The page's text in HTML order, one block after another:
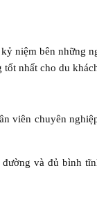
niệm bên những
tốt nhất cho du
viên chuyên
và đủ bình